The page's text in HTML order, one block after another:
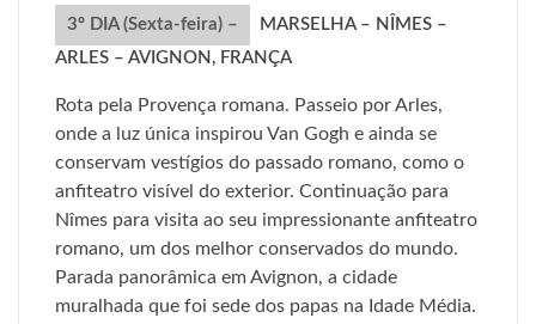
3º DIA (Sexta-feira) –
MARSELHA – NÎMES –
ARLES – AVIGNON, FRANÇA
Rota pela Provença romana. Passeio por Arles,
onde a luz única inspirou Van Gogh e ainda se
conservam vestígios do passado romano, como o
anfiteatro visível do exterior. Continuação para
Nîmes para visita ao seu impressionante anfiteatro
romano, um dos melhor conservados do mundo.
Parada panorâmica em Avignon, a cidade
muralhada que foi sede dos papas na Idade Média.